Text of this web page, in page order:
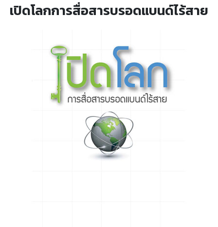
เปิดโลกการสื่อสารบรอดแบนด์ไร้สาย